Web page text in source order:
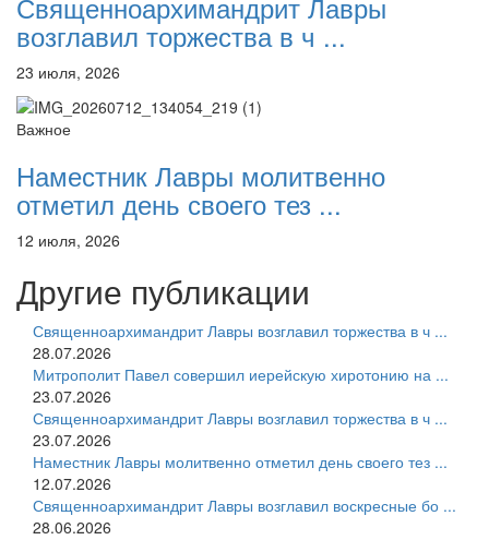
возглавил торжества в ч ...
23 июля, 2026
Важное
Наместник Лавры молитвенно
отметил день своего тез ...
12 июля, 2026
Другие публикации
Священноархимандрит Лавры возглавил торжества в ч ...
28.07.2026
Митрополит Павел совершил иерейскую хиротонию на ...
23.07.2026
Священноархимандрит Лавры возглавил торжества в ч ...
23.07.2026
Наместник Лавры молитвенно отметил день своего тез ...
12.07.2026
Священноархимандрит Лавры возглавил воскресные бо ...
28.06.2026